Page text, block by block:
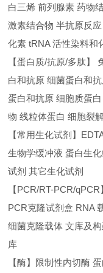
白三烯 前列腺素 药物
激素结合物 半抗原反
化素 tRNA 活性染料和
【蛋白质/抗原/多肽】
白和抗原 细菌蛋白和
蛋白和抗原 细胞质蛋
物 线粒体蛋白 细胞裂
【常用生化试剂】
生物学缓冲液 蛋白生
试剂 其它生化试剂
【PCR/RT-PCR/
PCR克隆试剂盒 RNA
细菌克隆载体 文库及
库
【酶】限制性内切酶